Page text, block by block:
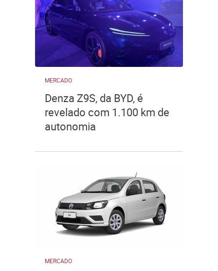
MERCADO
Denza Z9S, da BYD, é
revelado com 1.100 km de
autonomia
MERCADO